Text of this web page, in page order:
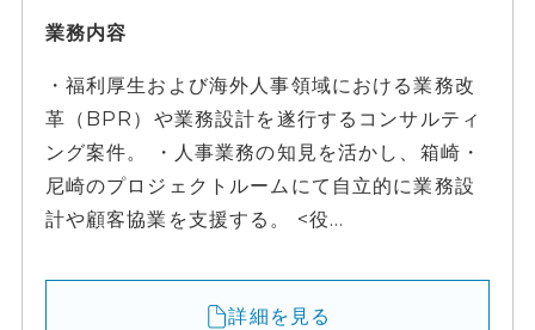
業務内容
・福利厚生および海外人事領域における業務改
革（BPR）や業務設計を遂行するコンサルティ
ング案件。 ・人事業務の知見を活かし、箱崎・
尼崎のプロジェクトルームにて自立的に業務設
計や顧客協業を支援する。 <役...
詳細を見る